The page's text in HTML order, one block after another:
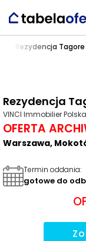
Rezydencja
Rezydencja
VINCI Immobilier
OFERTA
Warszawa,
Termin oddania:
gotowe do